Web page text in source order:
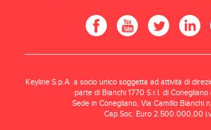
Keyline S.p.A. a socio unico soggetta ad attività di
parte di Bianchi 1770 S.r.l. di Conegliano
Sede in Conegliano, Via Camillo Bianchi
Cap.Soc. Euro 2.500.000,00